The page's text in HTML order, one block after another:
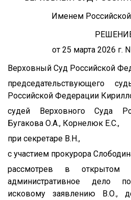
Именем
от 25 марта 2026 г.
Верховный Суд Российской
председательствующего
Российской Федерации
судей Верховного Суда
Бугакова О.А., Корнелюк Е.С.,
при секретаре В.Н.,
с участием прокурора
рассмотрев в открытом
административное дело
исковому заявлению В.О.,